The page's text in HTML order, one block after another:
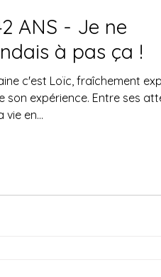
ANS - Je ne
à pas ça !
c'est Loïc, fraîchement
attentes et la
vie en...